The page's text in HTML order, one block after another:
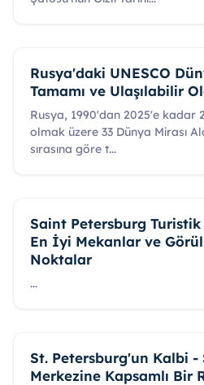
Rusya'daki UNESCO
Tamamı ve Ulaşılabilir
Rusya, 1990'dan 2025'e kadar
olmak üzere 33 Dünya Mirası
sırasına göre t...
Saint Petersburg
En İyi Mekanlar ve
Noktalar
...
St. Petersburg'un Kalbi -
Merkezine Kapsamlı Bir